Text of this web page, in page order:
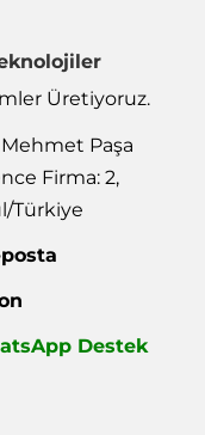
Üretiyoruz.
Paşa
Firma: 2,
Türkiye
Destek